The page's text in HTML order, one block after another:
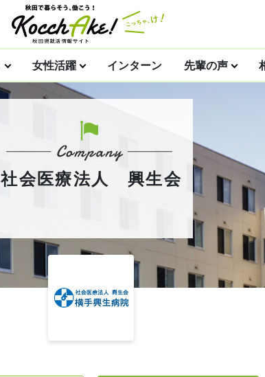
女性活躍 インターン 先輩の声
社会医療法人 興生会